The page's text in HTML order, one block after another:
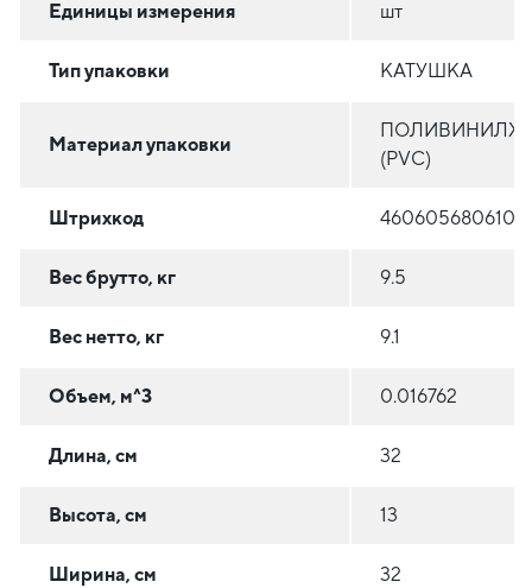
Единицы измерения шт
Тип упаковки КАТУШКА
Материал упаковки
(PVC)
Штрихкод 4606056806106
Вес брутто, кг 9.5
Вес нетто, кг 9.1
Объем, м^3 0.016762
Длина, см 32
Высота, см 13
Ширина, см 32